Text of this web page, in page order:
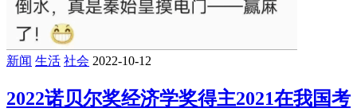
新闻 生活 社会 2022-10-12
2022诺贝尔奖经济学奖得主2021在我国考